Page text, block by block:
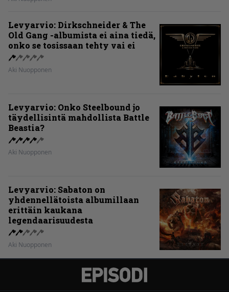
Levyarvio: Dirkschneider & The
Old Gang -albumista ei aina tiedä,
onko se tosissaan tehty vai ei
Aki Nuopponen
Levyarvio: Onko Steelbound jo
täydellisintä mahdollista Battle
Beastia?
Aki Nuopponen
Levyarvio: Sabaton on
yhdennellätoista albumillaan
erittäin kaukana
legendaarisuudesta
Aki Nuopponen